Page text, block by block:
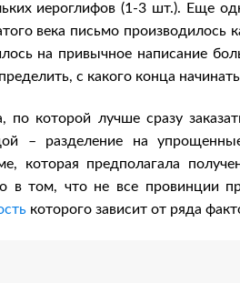
иероглифов (1-3 шт.). Еще
века письмо производилось
на привычное написание
с какого конца
по которой лучше сразу
– разделение на
которая предполагала
в том, что не все провинции
которого зависит от ряда